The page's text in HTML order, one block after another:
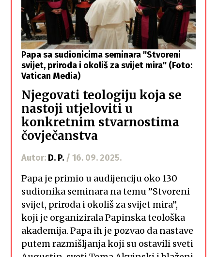
Papa sa sudionicima seminara ''Stvoreni
svijet, priroda i okoliš za svijet mira'' (Foto:
Vatican Media)
Njegovati teologiju koja se
nastoji utjeloviti u
konkretnim stvarnostima
čovječanstva
Autor: D. P. / 16. 09. 2025.
Papa je primio u audijenciju oko 130
sudionika seminara na temu ”Stvoreni
svijet, priroda i okoliš za svijet mira”,
koji je organizirala Papinska teološka
akademija. Papa ih je pozvao da nastave
putem razmišljanja koji su ostavili sveti